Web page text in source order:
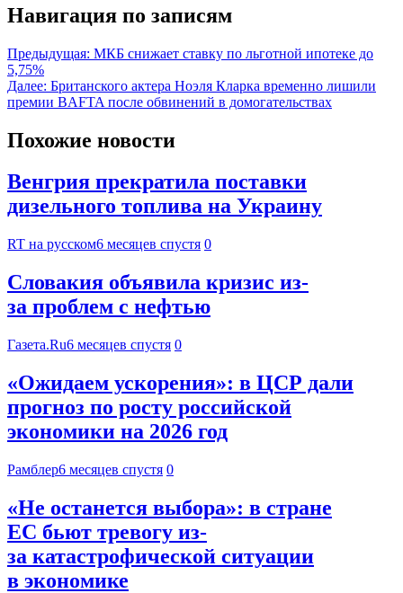
Навигация по записям
Предыдущая: МКБ снижает ставку по льготной ипотеке до
5,75%
Далее: Британского актера Ноэля Кларка временно лишили
премии BAFTA после обвинений в домогательствах
Похожие новости
Венгрия прекратила поставки
дизельного топлива на Украину
RT на русском6 месяцев спустя 0
Словакия объявила кризис из-
за проблем с нефтью
Газета.Ru6 месяцев спустя 0
«Ожидаем ускорения»: в ЦСР дали
прогноз по росту российской
экономики на 2026 год
Рамблер6 месяцев спустя 0
«Не останется выбора»: в стране
ЕС бьют тревогу из-
за катастрофической ситуации
в экономике